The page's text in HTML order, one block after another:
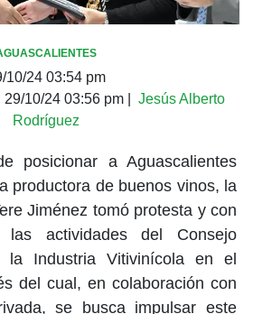
10/24 03:54 pm
29/10/24 03:56 pm
Jesús Alberto
Rodríguez
posicionar a Aguascalientes
productora de buenos vinos, la
Jiménez tomó protesta y con
las actividades del Consejo
la Industria Vitivinícola en el
del cual, en colaboración con
se busca impulsar este